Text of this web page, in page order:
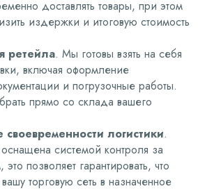
доставлять товары, при этом
издержки и итоговую стоимость
ретейла. Мы готовы взять на себя
включая оформление
и погрузочные работы.
прямо со склада вашего
логистики.
системой контроля за
позволяет гарантировать, что
вашу торговую сеть в назначенное